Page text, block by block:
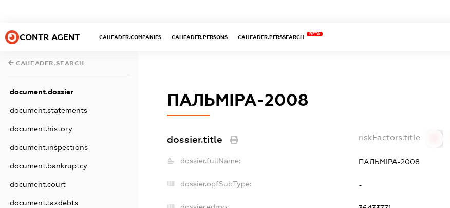
CONTR AGENT CAHEADER.COMPANIES CAHEADER.PERSONS CAHEADER.PERSSEARCH
BETA
CAHEADER.SEARCH
document.dossier
document.statements
document.history
document.inspections
document.bankruptcy
document.court
document.taxdebts
ПАЛЬМІРА-2008
dossier.title riskFactors.title
dossier.fullName: ПАЛЬМІРА-2008
dossier.opfSubType: -